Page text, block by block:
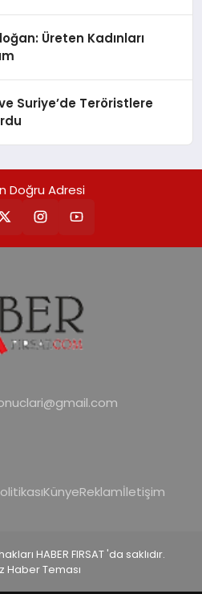
Üreten Kadınları
Suriye’de Teröristlere
Doğru Adresi
KünyeReklamİletişim
HABER FIRSAT 'da saklıdır.
Haber Teması